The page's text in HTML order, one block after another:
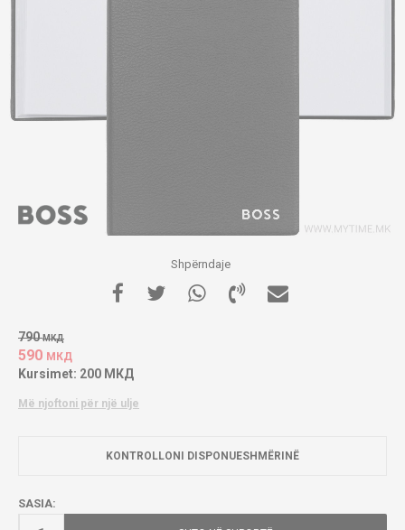
Shpërndaje
790 МКД
590 МКД
Kursimet: 200 МКД
Më njoftoni për një ulje
KONTROLLONI DISPONUESHMËRINË
SASIA: